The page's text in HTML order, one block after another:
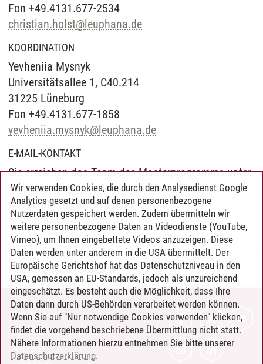
Fon +49.4131.677-2534
christian.holst@leuphana.de
KOORDINATION
Yevheniia Mysnyk
Universitätsallee 1, C40.214
31225 Lüneburg
Fon +49.4131.677-1858
yevheniia.mysnyk@leuphana.de
E-MAIL-KONTAKT
Sie erreichen das Team des Masterprogramms unter
macuma.info @leuphana.deund das Team unseres
Kooperationspartners unter
macuma.info@goethe.de.
Professional School/24.06.2026
KONTAKT
LEUPHANA ALS ARBEITGEBER
INTRANET
Wir verwenden Cookies, die durch den Analysedienst Google
Analytics gesetzt und auf denen personenbezogene
Nutzerdaten gespeichert werden. Zudem übermitteln wir
weitere personenbezogene Daten an Videodienste (YouTube,
Vimeo), um Ihnen eingebettete Videos anzuzeigen. Diese
Daten werden unter anderem in die USA übermittelt. Der
Europäische Gerichtshof hat das Datenschutzniveau in den
USA, gemessen an EU-Standards, jedoch als unzureichend
eingeschätzt. Es besteht auch die Möglichkeit, dass Ihre
Daten dann durch US-Behörden verarbeitet werden können.
Wenn Sie auf "Nur notwendige Cookies verwenden" klicken,
findet die vorgehend beschriebene Übermittlung nicht statt.
Nähere Informationen hierzu entnehmen Sie bitte unserer
Datenschutzerklärung.